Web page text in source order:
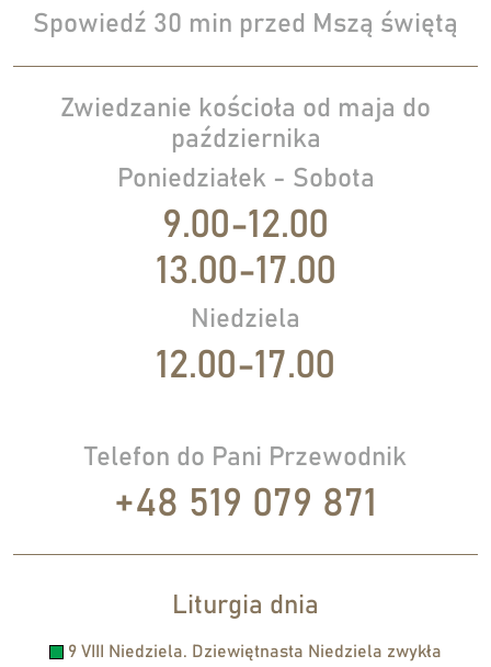
Spowiedź 30 min przed Mszą świętą
Zwiedzanie kościoła od maja do
października
Poniedziałek - Sobota
9.00-12.00
13.00-17.00
Niedziela
12.00-17.00
Telefon do Pani Przewodnik
+48 519 079 871
Liturgia dnia
9 VIII Niedziela. Dziewiętnasta Niedziela zwykła